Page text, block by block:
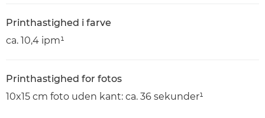
Printhastighed i farve
ca. 10,4 ipm¹
Printhastighed for fotos
10x15 cm foto uden kant: ca. 36 sekunder¹